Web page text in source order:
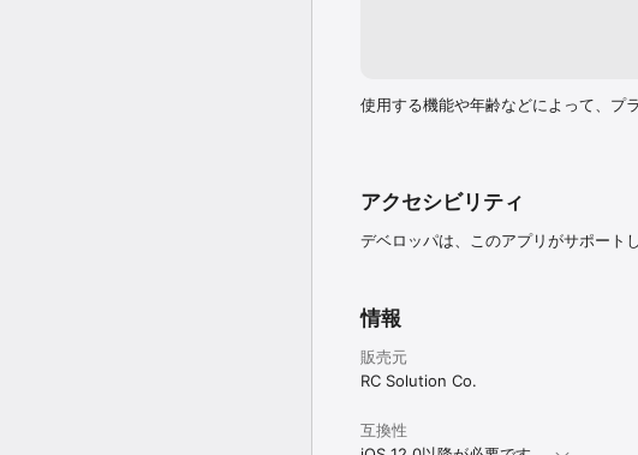
有料プランユーザー向けには優先して
3. 地震一覧を直近５０件まで表示
※通知の優先順位は、現在地、地点A、
5. 広告非表示
[ 自動更新の確認・解約方法 ]
自動更新の確認・解約は、設定App >
*「サブスクリプション」が表示されな
設定App > iTunes と App Store > 自
ができます。
自動更新される際の課金は、有効期限
使用する機能や年齢などによって、プ
アクセシビリティ
デベロッパは、このアプリがサポート
情報
販売元
RC Solution Co.
互換性